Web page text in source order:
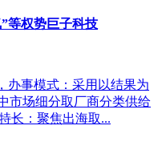
等权势巨子科技
办事模式：采用以结果为
市场细分取厂商分类供给
长：聚焦出海取...